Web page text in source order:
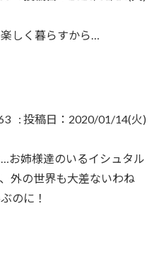
しく暮らすから…
: 投稿日：2020/01/14(火)
お姉様達のいるイシュタル
外の世界も大差ないわね
のに！